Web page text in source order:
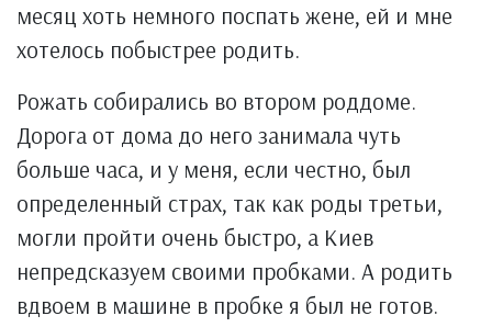
месяц хоть немного поспать жене, ей и мне
хотелось побыстрее родить.
Рожать собирались во втором роддоме.
Дорога от дома до него занимала чуть
больше часа, и у меня, если честно, был
определенный страх, так как роды третьи,
могли пройти очень быстро, а Киев
непредсказуем своими пробками. А родить
вдвоем в машине в пробке я был не готов.